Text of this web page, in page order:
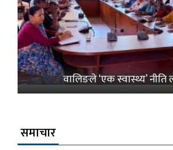
वालिङले ‘एक स्वास्थ्य’ नीति
समाचार